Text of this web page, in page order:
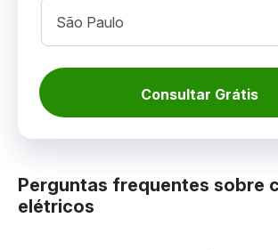
Consultar Grátis
Perguntas frequentes sobre
elétricos